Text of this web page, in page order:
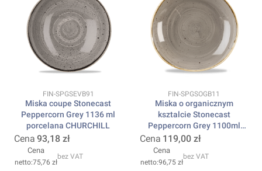
Kod produktu
FIN-SPGSEVB91
Miska coupe Stonecast
Peppercorn Grey 1136 ml
porcelana CHURCHILL
Cena 93,18 zł
Cena
75,76 zł
bez VAT
Kod produktu
FIN-SPGSOGB11
Miska o organicznym
ksztalcie Stonecast
Peppercorn Grey 1100ml
porcelana CHURCHILL
Cena 119,00 zł
Cena
96,75 zł
bez VAT